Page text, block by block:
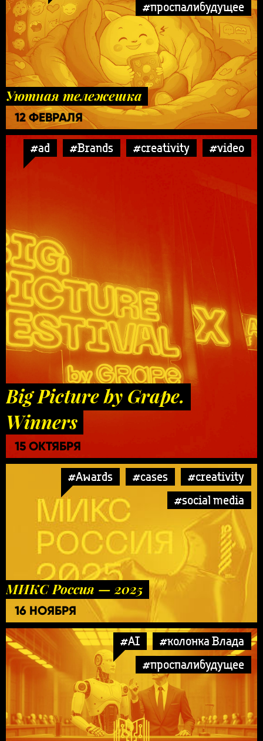
#проспалибудущее
Уютная тележешка
12 ФЕВРАЛЯ
#ad #Brands #creativity #video
Big Picture by Grape.
Winners
15 ОКТЯБРЯ
#Awards #cases
#creativity
#social media
МИКС Россия — 2025
16 НОЯБРЯ
#AI
#колонка Влада
#проспалибудущее